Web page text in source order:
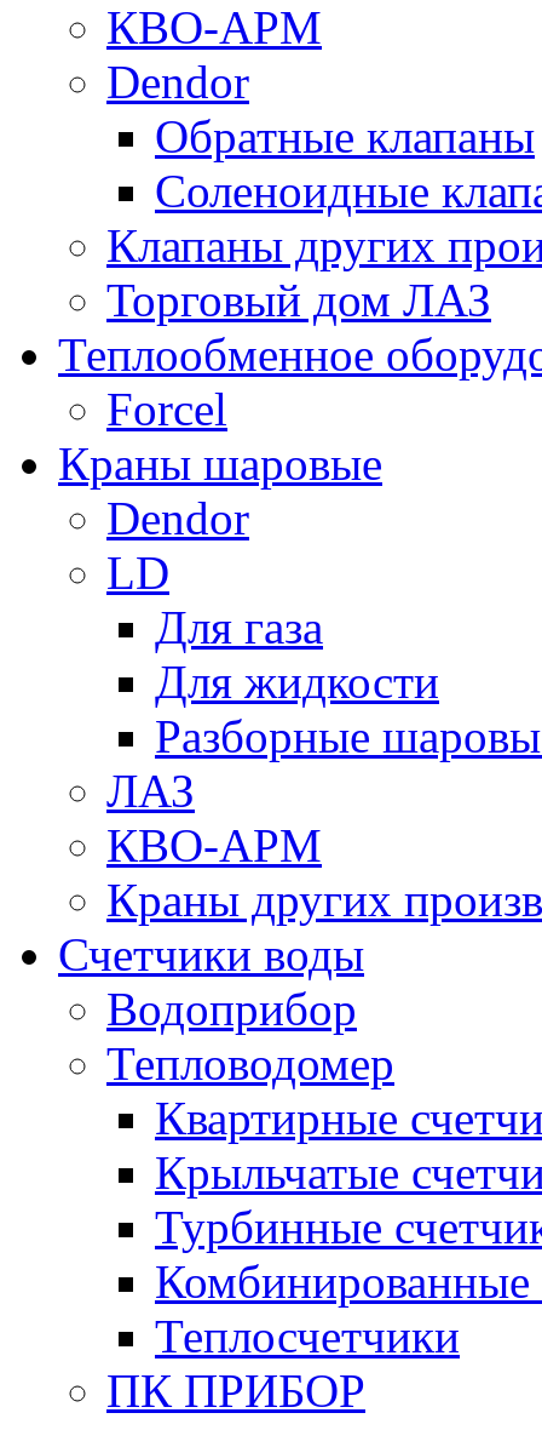
КВО-АРМ
Dendor
Обратные клапаны
Соленоидные
Клапаны других
Торговый дом ЛАЗ
Теплообменное
Forcel
Краны шаровые
Dendor
LD
Для газа
Для жидкости
Разборные
ЛАЗ
КВО-АРМ
Краны других
Счетчики воды
Водоприбор
Тепловодомер
Квартирные
Крыльчатые
Турбинные
Комбинированные
Теплосчетчики
ПК ПРИБОР